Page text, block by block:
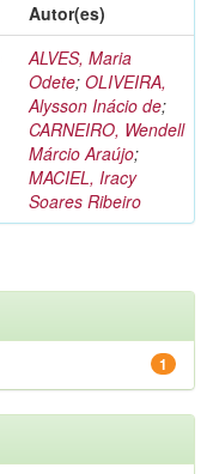
Autor(es)
ALVES, Maria
Odete; OLIVEIRA,
Alysson Inácio de;
CARNEIRO, Wendell
Márcio Araújo;
MACIEL, Iracy
Soares Ribeiro
1